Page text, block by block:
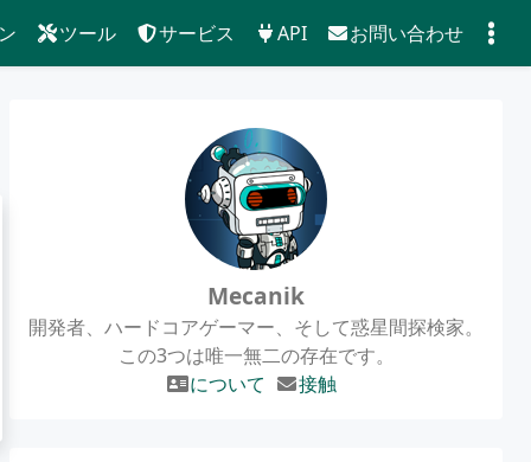
ツール サービス API お問い合わせ
Mecanik
開発者、ハードコアゲーマー、そして惑星間探検家。
この3つは唯一無二の存在です。
について
接触